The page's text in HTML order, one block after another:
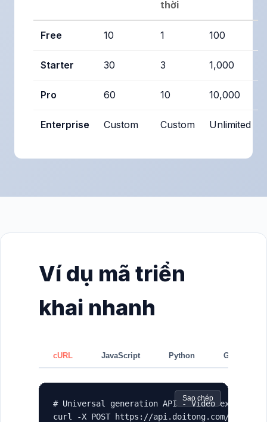
thời
Free 10 1 100
Starter 30 3 1,000
Pro 60 10 10,000
Enterprise Custom Custom Unlimited
Ví dụ mã triển
khai nhanh
cURL JavaScript Python GraphQL
Sao chép
# Universal generation API - Video example
curl -X POST https://api.doitong.com/